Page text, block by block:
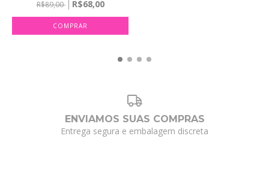
R$89,00
R$68,00
COMPRAR
ENVIAMOS SUAS COMPRAS
Entrega segura e embalagem discreta